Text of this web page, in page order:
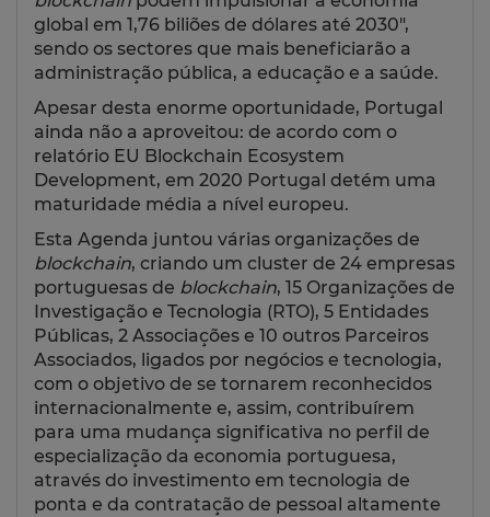
global em 1,76 biliões de dólares até 2030",
sendo os sectores que mais beneficiarão a
administração pública, a educação e a saúde.
Apesar desta enorme oportunidade, Portugal
ainda não a aproveitou: de acordo com o
relatório EU Blockchain Ecosystem
Development, em 2020 Portugal detém uma
maturidade média a nível europeu.
Esta Agenda juntou várias organizações de
blockchain, criando um cluster de 24 empresas
portuguesas de blockchain, 15 Organizações de
Investigação e Tecnologia (RTO), 5 Entidades
Públicas, 2 Associações e 10 outros Parceiros
Associados, ligados por negócios e tecnologia,
com o objetivo de se tornarem reconhecidos
internacionalmente e, assim, contribuírem
para uma mudança significativa no perfil de
especialização da economia portuguesa,
através do investimento em tecnologia de
ponta e da contratação de pessoal altamente